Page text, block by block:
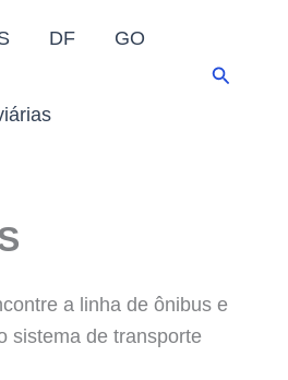
DF GO
Pesquisar
a linha de ônibus e
sistema de transporte